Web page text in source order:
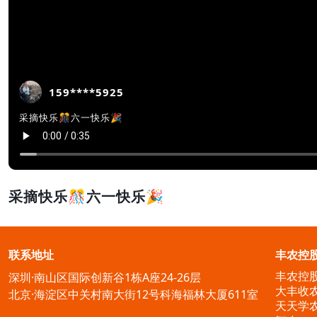
159****5925
采摘快乐🎊六一快乐🎉
采摘快乐🎊六一快乐🎉
联系地址
深圳·南山区国际创新谷1栋A座24-26层
北京·海淀区中关村南大街12号科海福林大厦611室
丰农控
丰农控
大丰收
天天学